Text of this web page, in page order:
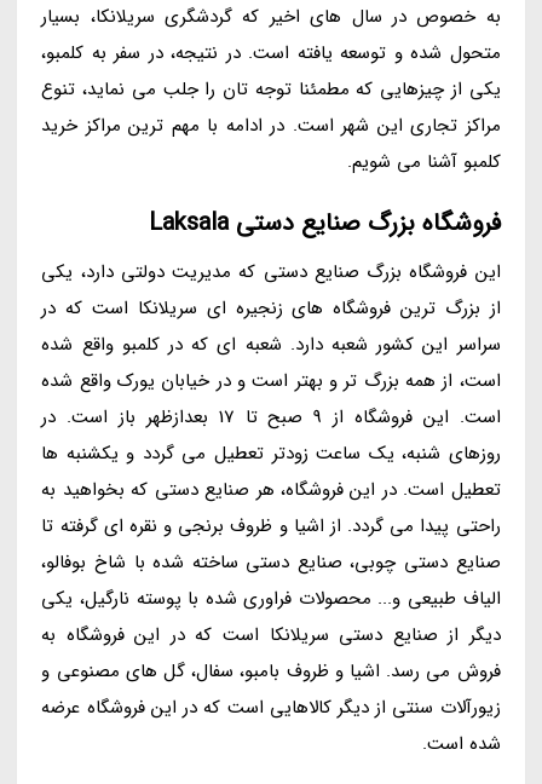
به خصوص در سال های اخیر که گردشگری سریلانکا، بسیار
متحول شده و توسعه یافته است. در نتیجه، در سفر به کلمبو،
یکی از چیزهایی که مطمئنا توجه تان را جلب می نماید، تنوع
مراکز تجاری این شهر است. در ادامه با مهم ترین مراکز خرید
کلمبو آشنا می شویم.
فروشگاه بزرگ صنایع دستی Laksala
این فروشگاه بزرگ صنایع دستی که مدیریت دولتی دارد، یکی
از بزرگ ترین فروشگاه های زنجیره ای سریلانکا است که در
سراسر این کشور شعبه دارد. شعبه ای که در کلمبو واقع شده
است، از همه بزرگ تر و بهتر است و در خیابان یورک واقع شده
است. این فروشگاه از 9 صبح تا 17 بعدازظهر باز است. در
روزهای شنبه، یک ساعت زودتر تعطیل می گردد و یکشنبه ها
تعطیل است. در این فروشگاه، هر صنایع دستی که بخواهید به
راحتی پیدا می گردد. از اشیا و ظروف برنجی و نقره ای گرفته تا
صنایع دستی چوبی، صنایع دستی ساخته شده با شاخ بوفالو،
الیاف طبیعی و... محصولات فراوری شده با پوسته نارگیل، یکی
دیگر از صنایع دستی سریلانکا است که در این فروشگاه به
فروش می رسد. اشیا و ظروف بامبو، سفال، گل های مصنوعی و
زیورآلات سنتی از دیگر کالاهایی است که در این فروشگاه عرضه
شده است.